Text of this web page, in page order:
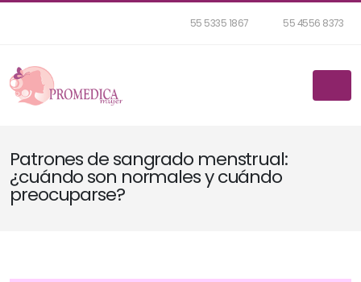
55 5335 1867 55 4556 8373
Patrones de sangrado menstrual:
¿cuándo son normales y cuándo
preocuparse?